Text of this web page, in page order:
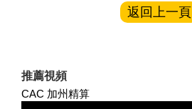
返回上一頁
推薦視頻
CAC 加州精算